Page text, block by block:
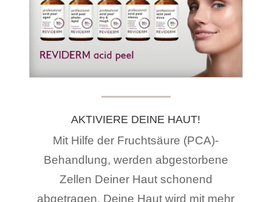
AKTIVIERE DEINE HAUT!
Mit Hilfe der Fruchtsäure (PCA)-
Behandlung, werden abgestorbene
Zellen Deiner Haut schonend
abgetragen. Deine Haut wird mit mehr